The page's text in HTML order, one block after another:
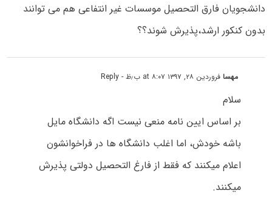
دانشجویان فارق التحصیل موسسات غیر انتفاعی هم می توانند
بدون کنکور ارشد،پذیرش شوند؟؟
مهسافروردین ۲۸, ۱۳۹۷ at ۸:۰۷ ب٫ظ - Reply
سلام
بر اساس ایین نامه منعی نیست اگه دانشگاه مایل
باشه خودش، اما اغلب دانشگاه ها در فراخوانشون
اعلام میکنند که فقط از فارغ التحصیل دولتی پذیرش
میکنند.